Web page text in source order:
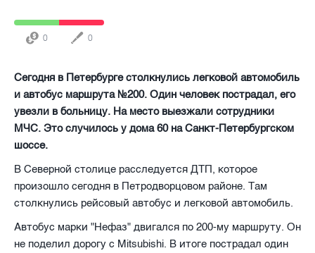
0 0
Сегодня в Петербурге столкнулись легковой автомобиль
и автобус маршрута №200. Один человек пострадал, его
увезли в больницу. На место выезжали сотрудники
МЧС. Это случилось у дома 60 на Санкт-Петербургском
шоссе.
В Северной столице расследуется ДТП, которое
произошло сегодня в Петродворцовом районе. Там
столкнулись рейсовый автобус и легковой автомобиль.
Автобус марки "Нефаз" двигался по 200-му маршруту. Он
не поделил дорогу с Mitsubishi. В итоге пострадал один